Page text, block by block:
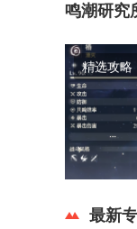
鸣潮研究
精选攻略
最新